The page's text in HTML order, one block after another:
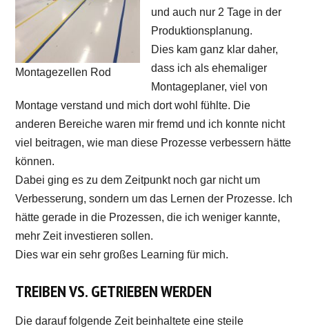
Montagezellen Rod
und auch nur 2 Tage in der
Produktionsplanung.
Dies kam ganz klar daher,
dass ich als ehemaliger
Montageplaner, viel von
Montage verstand und mich dort wohl fühlte. Die
anderen Bereiche waren mir fremd und ich konnte nicht
viel beitragen, wie man diese Prozesse verbessern hätte
können.
Dabei ging es zu dem Zeitpunkt noch gar nicht um
Verbesserung, sondern um das Lernen der Prozesse. Ich
hätte gerade in die Prozessen, die ich weniger kannte,
mehr Zeit investieren sollen.
Dies war ein sehr großes Learning für mich.
TREIBEN VS. GETRIEBEN WERDEN
Die darauf folgende Zeit beinhaltete eine steile